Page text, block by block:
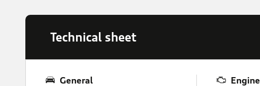
Technical sheet
General Engine